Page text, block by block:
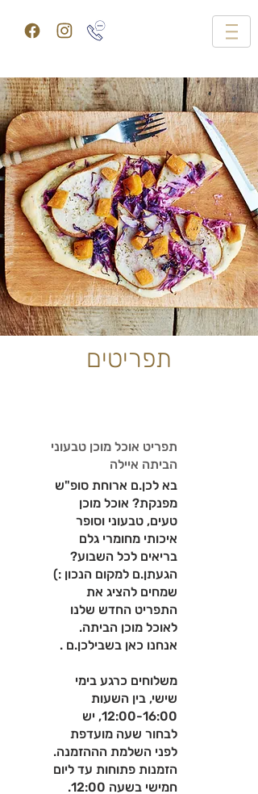
תפריטים
תפריט אוכל מוכן טבעוני
הביתה איילה
בא לכן.ם ארוחת סופ"ש
מפנקת? אוכל מוכן
טעים, טבעוני וסופר
איכותי מחומרי גלם
בריאים לכל השבוע?
הגעתן.ם למקום הנכון :)
שמחים להציג את
התפריט החדש שלנו
לאוכל מוכן הביתה.
משלוחים כרגע בימי
שישי, בין השעות
12:00-16:00, יש
לבחור שעה מועדפת
לפני השלמת הההזמנה.
הזמנות פתוחות עד ליום